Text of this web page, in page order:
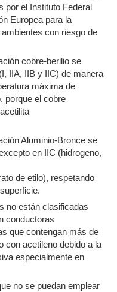
por el Instituto Federal
Europea para la
con riesgo de
cobre-berilio se
IIA, IIB y IIC) de manera
máxima de
porque el cobre
Aluminio-Bronce se
en IIC (hidrogeno,
de etilo), respetando
no están clasificadas
conductoras
que contengan más de
con acetileno debido a la
especialmente en
no se puedan emplear